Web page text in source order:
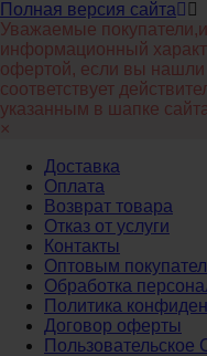
Полная версия сайта
Уважаемые
информационный
офертой, если вы нашли
соответствует
указанным в шапке
×
Доставка
Оплата
Возврат товара
Отказ от услуги
Контакты
Оптовым
Обработка
Политика
Договор оферты
Пользовательское